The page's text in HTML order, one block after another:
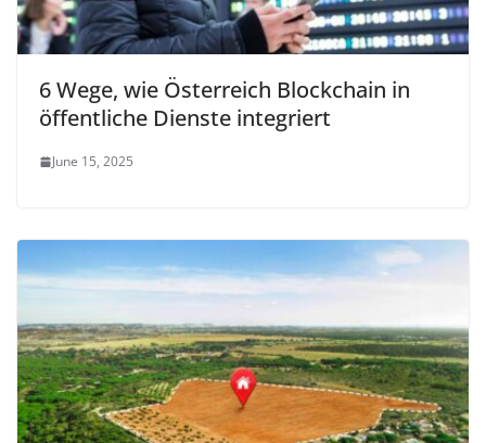
6 Wege, wie Österreich Blockchain in
öffentliche Dienste integriert
June 15, 2025